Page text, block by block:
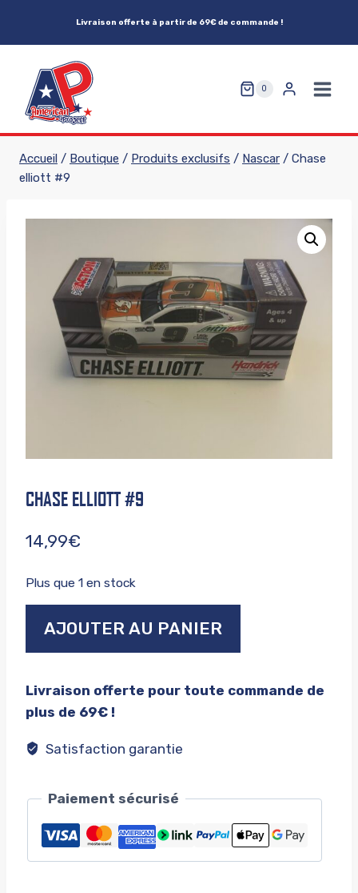
Livraison offerte à partir de 69€ de commande !
0
Accueil / Boutique / Produits exclusifs / Nascar / Chase
elliott #9
CHASE ELLIOTT #9
14,99€
Plus que 1 en stock
Chase
AJOUTER AU PANIER
Livraison offerte pour toute commande de
plus de 69€ !
Satisfaction garantie
Paiement sécurisé